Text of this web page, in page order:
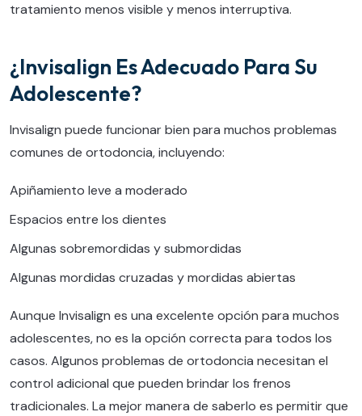
tratamiento menos visible y menos interruptiva.
¿Invisalign Es Adecuado Para Su
Adolescente?
Invisalign puede funcionar bien para muchos problemas
comunes de ortodoncia, incluyendo:
Apiñamiento leve a moderado
Espacios entre los dientes
Algunas sobremordidas y submordidas
Algunas mordidas cruzadas y mordidas abiertas
Aunque Invisalign es una excelente opción para muchos
adolescentes, no es la opción correcta para todos los
casos. Algunos problemas de ortodoncia necesitan el
control adicional que pueden brindar los frenos
tradicionales. La mejor manera de saberlo es permitir que